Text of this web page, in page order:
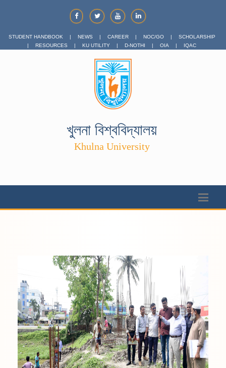
STUDENT HANDBOOK | NEWS | CAREER | NOC/GO |
SCHOLARSHIP
|
RESOURCES | KU UTILITY | D-NOTHI | OIA | IQAC
খুলনা বিশ্ববিদ্যালয়
Khulna University